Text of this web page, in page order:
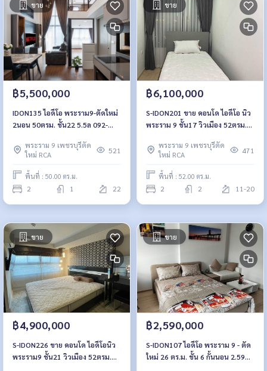
ขาย
฿5,500,000
IDON135 ไอดีโอ พระราม9-ตัดใหม่
2นอน 50ตรม. ชั้น22 5.5ล 092-
พระราม 9 เพชรบุรีตัด
ใหม่ RCA
521
พื้นที่ : 50.00 ตร.ม.
2 1 22
ขาย
฿6,100,000
S-IDON201 ขาย คอนโด ไอดีโอ นิว
พระราม 9 ชั้น17 วิวเมือง 52ตรม.
พระราม 9 เพชรบุรีตัด
ใหม่ RCA
471
พื้นที่ : 52.00 ตร.ม.
2 2 11-20
ขาย
฿4,900,000
S-IDON226 ขาย คอนโด ไอดีโอนิว
พระราม9 ชั้น21 วิวเมือง 52ตรม.
ขาย
฿2,590,000
S-IDON107 ไอดีโอ พระราม 9 - ตัด
ใหม่ 26 ตร.ม. ชั้น 6 กั้นนอน 2.59